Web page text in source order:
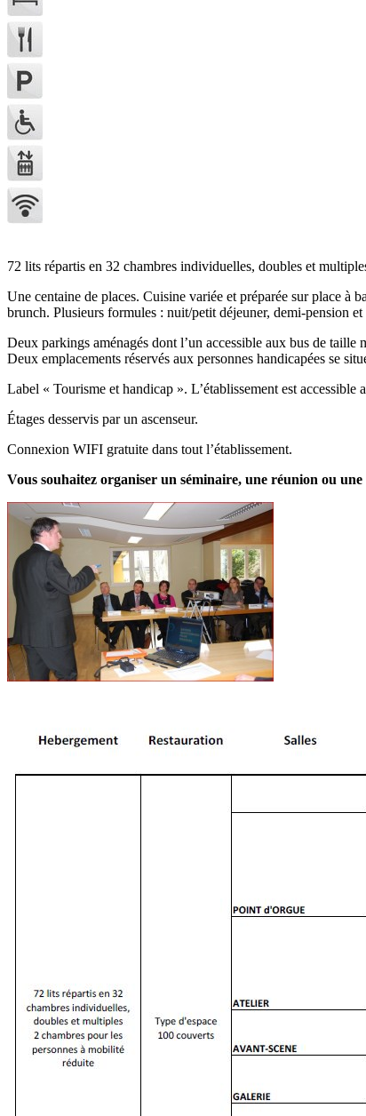
72 lits répartis en 32 chambres individuelles, doubles et
Une centaine de places. Cuisine variée et préparée sur place à
brunch. Plusieurs formules : nuit/petit déjeuner, demi-pension
Deux parkings aménagés dont l’un accessible aux bus de taille
Deux emplacements réservés aux personnes handicapées se
Label « Tourisme et handicap ». L’établissement est accessible
Étages desservis par un ascenseur.
Connexion WIFI gratuite dans tout l’établissement.
Vous souhaitez organiser un séminaire, une réunion ou